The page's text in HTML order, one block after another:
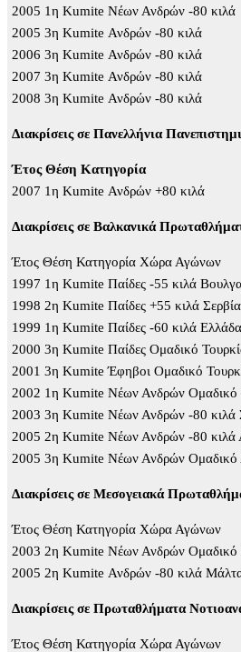
2005 1η Kumite Νέων Ανδρών -80 κιλά
2005 3η Kumite Ανδρών -80 κιλά
2006 3η Kumite Ανδρών -80 κιλά
2007 3η Kumite Ανδρών -80 κιλά
2008 3η Kumite Ανδρών -80 κιλά
Διακρίσεις σε Πανελλήνια
Έτος Θέση Κατηγορία
2007 1η Kumite Ανδρών +80 κιλά
Διακρίσεις σε Βαλκανικά
Έτος Θέση Κατηγορία Χώρα Αγώνων
1997 1η Kumite Παίδες -55 κιλά
1998 2η Kumite Παίδες +55 κιλά Σερβία
1999 1η Kumite Παίδες -60 κιλά Ελλάδα
2000 3η Kumite Παίδες Ομαδικό
2001 3η Kumite Έφηβοι Ομαδικό
2002 1η Kumite Νέων Ανδρών Ομαδικό
2003 3η Kumite Νέων Ανδρών -80 κιλά
2005 2η Kumite Νέων Ανδρών -80 κιλά
2005 3η Kumite Νέων Ανδρών Ομαδικό
Διακρίσεις σε Μεσογειακά
Έτος Θέση Κατηγορία Χώρα Αγώνων
2003 2η Kumite Νέων Ανδρών Ομαδικό
2005 2η Kumite Ανδρών -80 κιλά
Διακρίσεις σε Πρωταθλήματα
Έτος Θέση Κατηγορία Χώρα Αγώνων